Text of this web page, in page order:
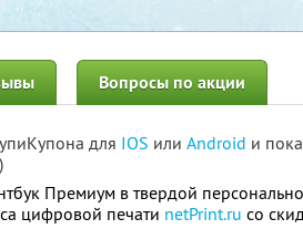
Вопросы по акции
для IOS или Android и
Премиум в твердой
цифровой печати netPrint.ru со